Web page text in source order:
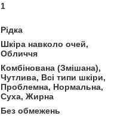
1
Рідка
Шкіра навколо очей,
Обличчя
Комбінована (Змішана),
Чутлива, Всі типи шкіри,
Проблемна, Нормальна,
Суха, Жирна
Без обмежень